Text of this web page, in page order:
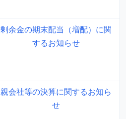
剰余金の期末配当（増配）に関
するお知らせ
親会社等の決算に関するお知ら
せ